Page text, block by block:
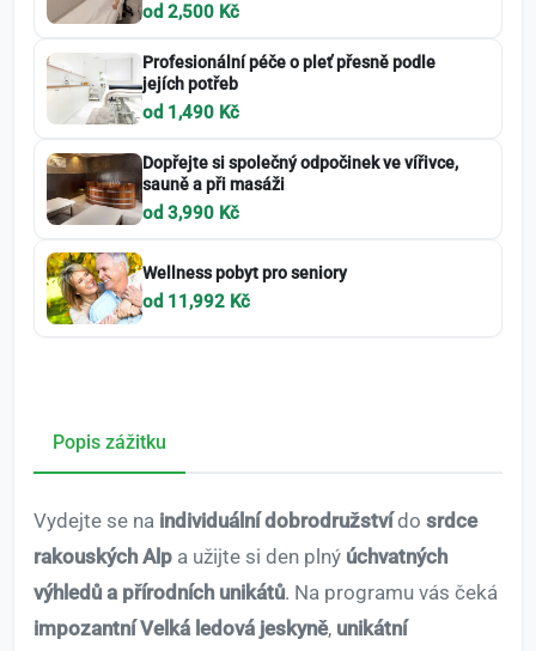
od 2,500 Kč
Profesionální péče o pleť přesně podle
jejích potřeb
od 1,490 Kč
Dopřejte si společný odpočinek ve vířivce,
sauně a při masáži
od 3,990 Kč
Wellness pobyt pro seniory
od 11,992 Kč
Popis zážitku
Vydejte se na individuální dobrodružstvído srdce
rakouských Alp a užijte si den plný úchvatných
výhledů a přírodních unikátů. Na programu vás čeká
impozantní Velká ledová jeskyně, unikátní